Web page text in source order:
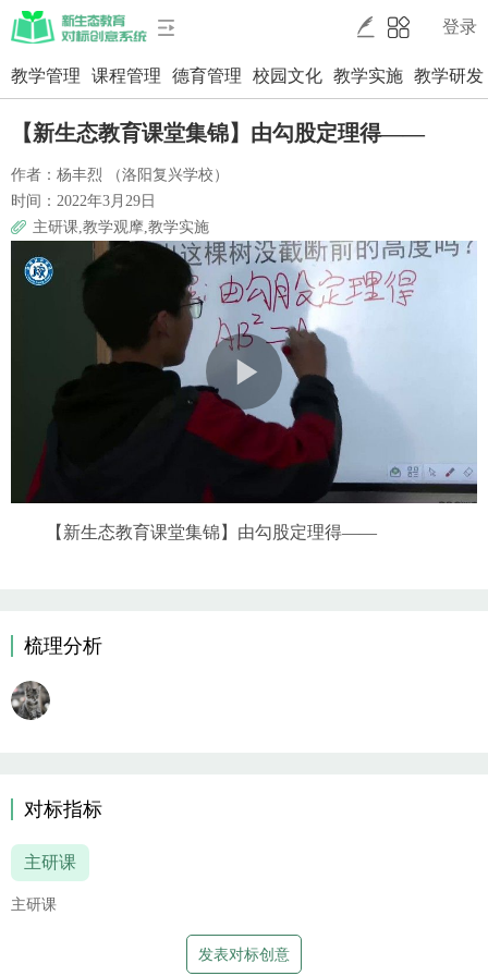
登录
教学管理 课程管理 德育管理 校园文化 教学实施 教学研发
【新生态教育课堂集锦】由勾股定理得——
作者：杨丰烈 （洛阳复兴学校）
时间：2022年3月29日
主研课,教学观摩,教学实施
【新生态教育课堂集锦】由勾股定理得——
梳理分析
对标指标
主研课
主研课
发表对标创意